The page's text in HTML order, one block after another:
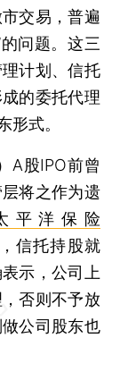
交易，普遍
问题。这三
计划、信托
的委托代理
形式。
A股IPO前曾
将之作为遗
平洋保险
信托持股就
示，公司上
否则不予放
公司股东也